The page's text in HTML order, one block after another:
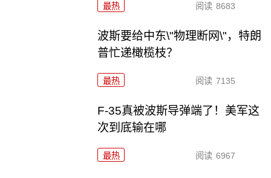
最热 阅读 8683
波斯要给中东\"物理断网\"，特朗
普忙递橄榄枝？
最热 阅读 7135
F-35真被波斯导弹端了！美军这
次到底输在哪
最热 阅读 6967